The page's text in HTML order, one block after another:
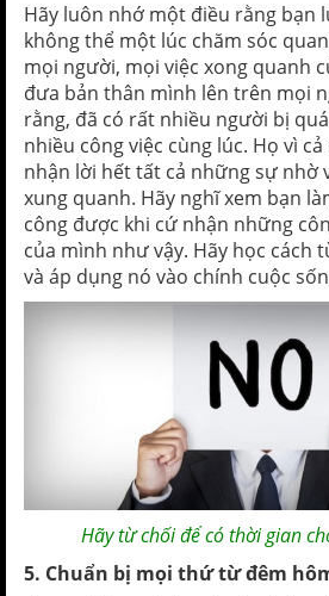
Hãy luôn nhớ một điều rằng bạn
không thể một lúc chăm sóc
mọi người, mọi việc xong quanh
đưa bản thân mình lên trên mọi
rằng, đã có rất nhiều người bị
nhiều công việc cùng lúc. Họ vì
nhận lời hết tất cả những sự nhờ
xung quanh. Hãy nghĩ xem bạn
công được khi cứ nhận những
của mình như vậy. Hãy học cách
và áp dụng nó vào chính cuộc
Hãy từ chối để có thời gian
5. Chuẩn bị mọi thứ từ đêm